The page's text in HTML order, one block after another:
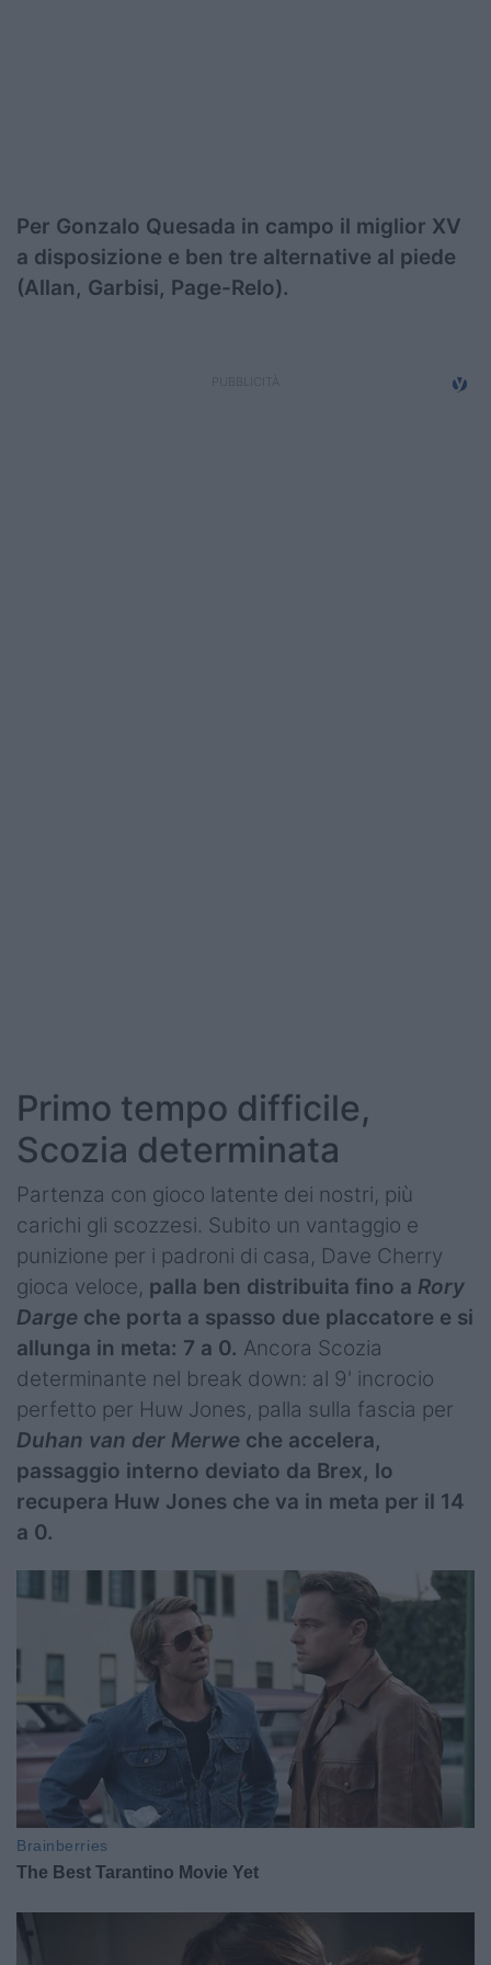
Per Gonzalo Quesada in campo il miglior XV
a disposizione e ben tre alternative al piede
(Allan, Garbisi, Page-Relo).
Primo tempo difficile,
Scozia determinata
Partenza con gioco latente dei nostri, più
carichi gli scozzesi. Subito un vantaggio e
punizione per i padroni di casa, Dave Cherry
gioca veloce, palla ben distribuita fino a Rory
Darge che porta a spasso due placcatore e si
allunga in meta: 7 a 0. Ancora Scozia
determinante nel break down: al 9' incrocio
perfetto per Huw Jones, palla sulla fascia per
Duhan van der Merwe che accelera,
passaggio interno deviato da Brex, lo
recupera Huw Jones che va in meta per il 14
a 0.